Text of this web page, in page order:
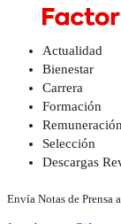
Actualidad
Bienestar
Carrera
Formación
Remuneración
Selección
Descargas
Envía Notas de Prensa